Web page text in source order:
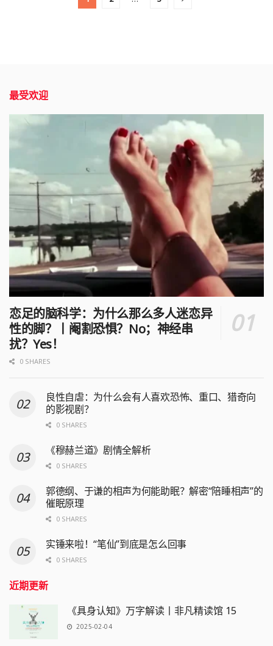
最受欢迎
恋足的脑科学：为什么那么多人迷恋异
性的脚？丨阉割恐惧？No；神经串
扰？Yes！
0 SHARES
良性自虐：为什么会有人喜欢恐怖、重口、猎奇向
的影视剧？
0 SHARES
《穆赫兰道》剧情全解析
0 SHARES
郭德纲、于谦的相声为何能助眠？解密“陪睡相声”的
催眠原理
0 SHARES
实锤来啦！“笔仙”到底是怎么回事
0 SHARES
近期更新
《具身认知》万字解读丨非凡精读馆 15
2025-02-04